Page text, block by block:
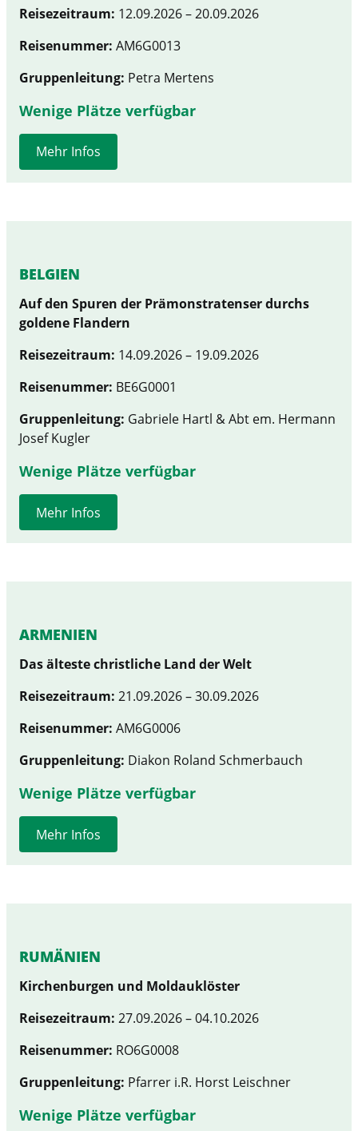
Reisezeitraum: 12.09.2026 – 20.09.2026
Reisenummer: AM6G0013
Gruppenleitung: Petra Mertens
Wenige Plätze verfügbar
Mehr Infos
BELGIEN
Auf den Spuren der Prämonstratenser durchs
goldene Flandern
Reisezeitraum: 14.09.2026 – 19.09.2026
Reisenummer: BE6G0001
Gruppenleitung: Gabriele Hartl & Abt em. Hermann
Josef Kugler
Wenige Plätze verfügbar
Mehr Infos
ARMENIEN
Das älteste christliche Land der Welt
Reisezeitraum: 21.09.2026 – 30.09.2026
Reisenummer: AM6G0006
Gruppenleitung: Diakon Roland Schmerbauch
Wenige Plätze verfügbar
Mehr Infos
RUMÄNIEN
Kirchenburgen und Moldauklöster
Reisezeitraum: 27.09.2026 – 04.10.2026
Reisenummer: RO6G0008
Gruppenleitung: Pfarrer i.R. Horst Leischner
Wenige Plätze verfügbar